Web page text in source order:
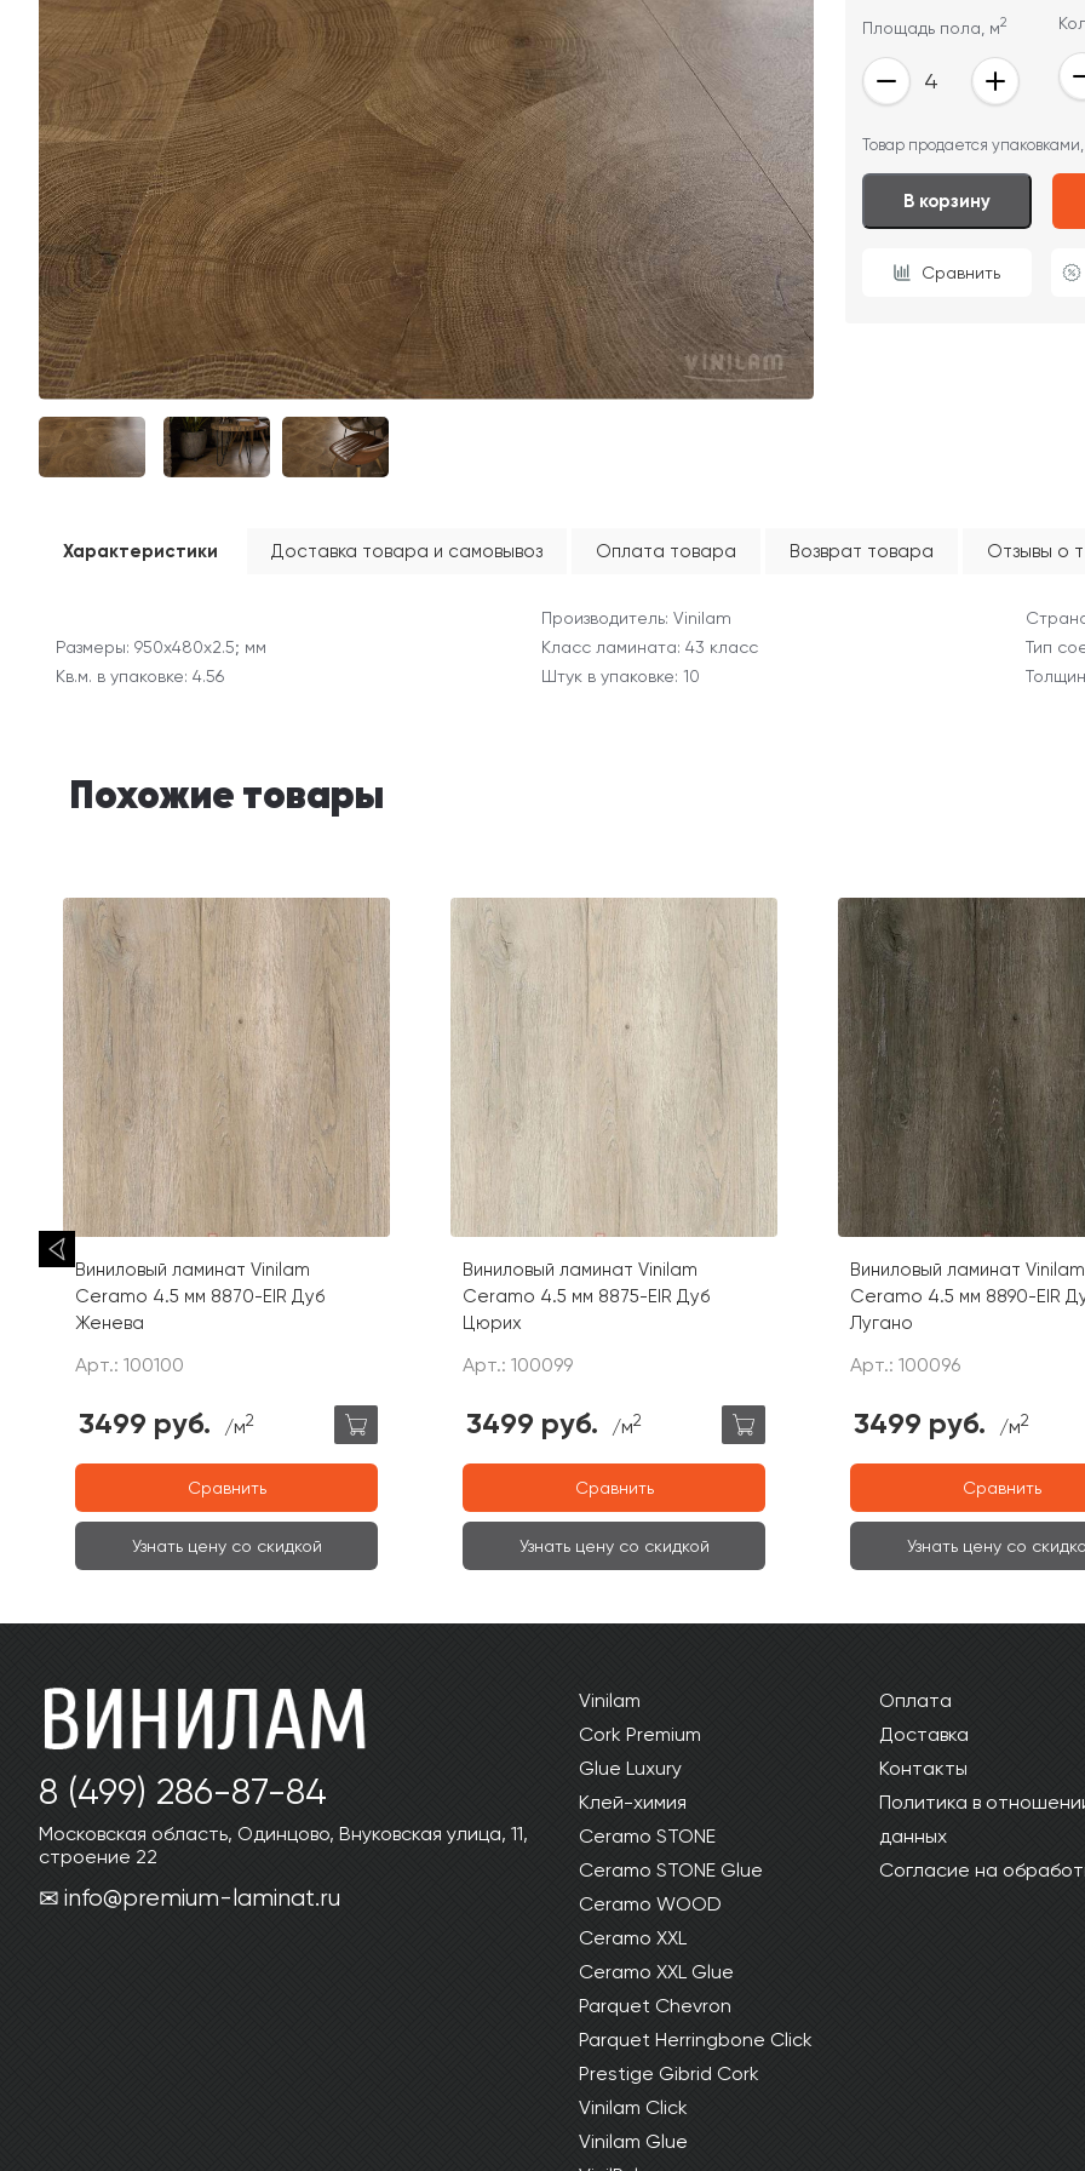
ОТПРАВИТЬ
Ваши данные не будут переданы третьим лицам
Площадь пола, м2
Товар продается
В корзину
Сравнить
Характеристики Доставка товара и самовывоз Оплата товара Возврат товара Отзывы о
Производитель: Vinilam
Размеры: 950х480х2.5; мм
Класс ламината: 43 класс
Тип
Кв.м. в упаковке: 4.56
Штук в упаковке: 10
Похожие товары
Виниловый ламинат Vinilam
Ceramo 4.5 мм 8870-EIR Дуб
Женева
Арт.: 100100
3499 руб. /м2
Сравнить
Узнать цену со скидкой
Виниловый ламинат Vinilam
Ceramo 4.5 мм 8875-EIR Дуб
Цюрих
Арт.: 100099
3499 руб. /м2
Сравнить
Узнать цену со скидкой
Виниловый ламинат Vinilam
Ceramo 4.5 мм 8890-EIR
Лугано
Арт.: 100096
3499 руб. /м2
Сравнить
Узнать цену со
8 (499) 286-87-84
Московская область, Одинцово, Внуковская улица, 11,
строение 22
info@premium-laminat.ru
Vinilam
Cork Premium
Glue Luxury
Клей-химия
Ceramo STONE
Ceramo STONE Glue
Ceramo WOOD
Ceramo XXL
Ceramo XXL Glue
Parquet Chevron
Parquet Herringbone Click
Prestige Gibrid Cork
Vinilam Click
Vinilam Glue
Оплата
Доставка
Контакты
Политика в
данных
Согласие на